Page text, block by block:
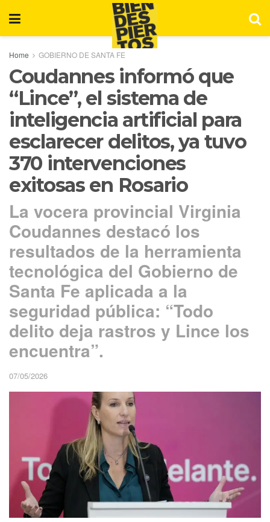
Home GOBIERNO DE SANTA FE
Coudannes informó que
“Lince”, el sistema de
inteligencia artificial para
esclarecer delitos, ya tuvo
370 intervenciones
exitosas en Rosario
La vocera provincial Virginia
Coudannes destacó los
resultados de la herramienta
tecnológica del Gobierno de
Santa Fe aplicada a la
seguridad pública: “Todo
delito deja rastros y Lince los
encuentra”.
07/05/2026